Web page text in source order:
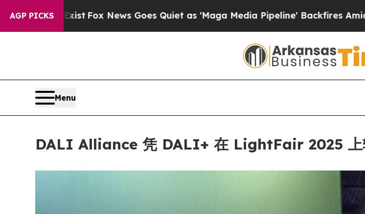
AGP PICKS
Goes Quiet as 'Maga Media Pipeline' Backfires Amid Rumors Trump Will
Menu
DALI Alliance 凭 DALI+ 在 LightFair 2025 上